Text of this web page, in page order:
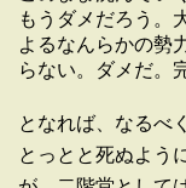
もうダメだろう。
よるなんらかの勢
らない。ダメだ。
となれば、なるべ
とっとと死ぬよう